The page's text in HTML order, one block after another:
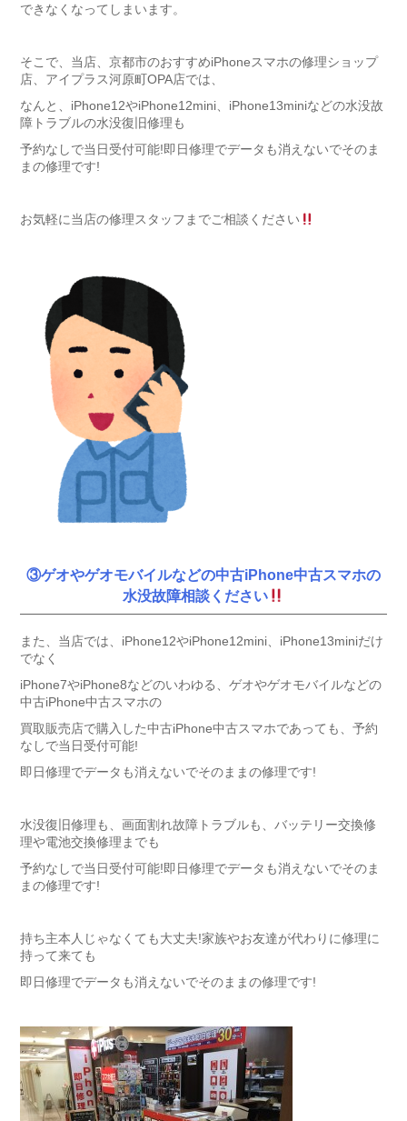
できなくなってしまいます。
そこで、当店、京都市のおすすめiPhoneスマホの修理ショップ
店、アイプラス河原町OPA店では、
なんと、iPhone12やiPhone12mini、iPhone13miniなどの水没故
障トラブルの水没復旧修理も
予約なしで当日受付可能!即日修理でデータも消えないでそのま
まの修理です!
お気軽に当店の修理スタッフまでご相談ください
③ゲオやゲオモバイルなどの中古iPhone中古スマホの
水没故障相談ください
また、当店では、iPhone12やiPhone12mini、iPhone13miniだけ
でなく
iPhone7やiPhone8などのいわゆる、ゲオやゲオモバイルなどの
中古iPhone中古スマホの
買取販売店で購入した中古iPhone中古スマホであっても、予約
なしで当日受付可能!
即日修理でデータも消えないでそのままの修理です!
水没復旧修理も、画面割れ故障トラブルも、バッテリー交換修
理や電池交換修理までも
予約なしで当日受付可能!即日修理でデータも消えないでそのま
まの修理です!
持ち主本人じゃなくても大丈夫!家族やお友達が代わりに修理に
持って来ても
即日修理でデータも消えないでそのままの修理です!